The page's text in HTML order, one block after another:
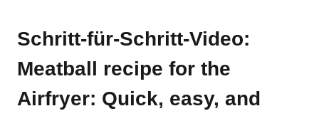
Schritt-für-Schritt-Video:
Meatball recipe for the
Airfryer: Quick, easy, and